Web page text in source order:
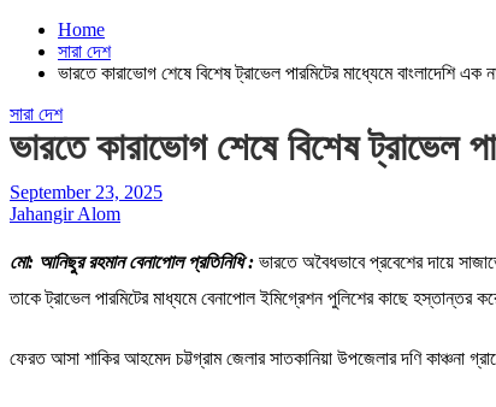
Home
সারা দেশ
ভারতে কারাভোগ শেষে বিশেষ ট্রাভেল পারমিটের মাধ্যেমে বাংলাদেশি এক
সারা দেশ
ভারতে কারাভোগ শেষে বিশেষ ট্রাভেল
September 23, 2025
Jahangir Alom
মো: আনিছুর রহমান বেনাপোল প্রতিনিধি : ভারতে অবৈধভাবে প্রবেশের দায়ে
তাকে ট্রাভেল পারমিটের মাধ্যমে বেনাপোল ইমিগ্রেশন পুলিশের কাছে হস্তান্তর
ফেরত আসা শাকির আহমেদ চট্টগ্রাম জেলার সাতকানিয়া উপজেলার দণি কাঞ্চনা